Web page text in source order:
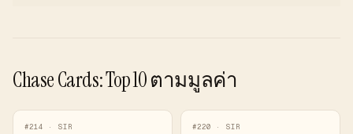
Chase Cards: Top 10 ตามมูลค่า
#214 · SIR #220 · SIR